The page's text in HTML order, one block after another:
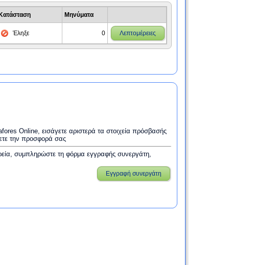
Κατάσταση Μηνύματα
Έληξε 0 Λεπτομέρειες
Online, εισάγετε αριστερά τα στοιχεία πρόσβασής
την προσφορά σας
συμπληρώστε τη φόρμα εγγραφής συνεργάτη,
Εγγραφή συνεργάτη